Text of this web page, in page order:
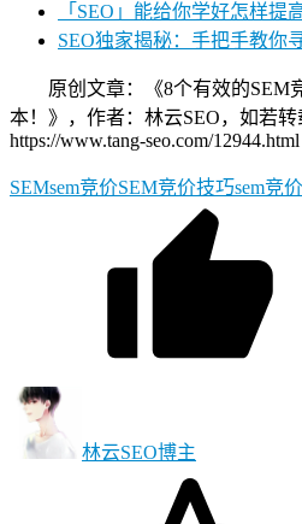
「SEO」能给你学好怎样提
SEO独家揭秘：手把手教你
原创文章：《8个有效的SEM
本！》，作者：林云SEO，如若转
https://www.tang-seo.com/12944.html
SEMsem竞价SEM竞价技巧sem竞
林云SEO博主